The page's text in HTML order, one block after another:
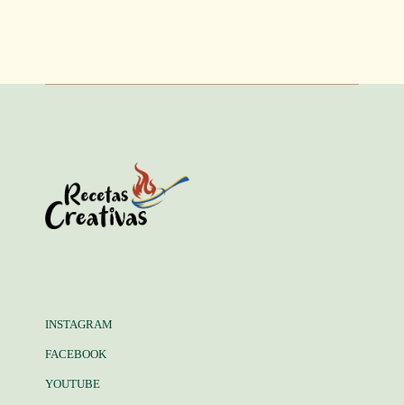
INSTAGRAM
FACEBOOK
YOUTUBE